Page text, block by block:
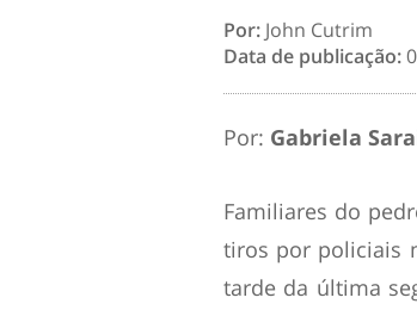
Por: John Cutrim
Data de publicação:
Por: Gabriela
Familiares do
tiros por policiais
tarde da última